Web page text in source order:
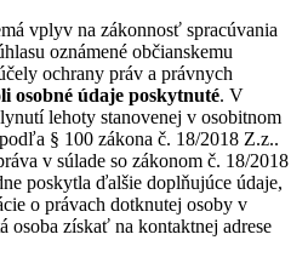
vplyv na zákonnosť spracúvania
oznámené občianskemu
ochrany práv a právnych
osobné údaje poskytnuté. V
lehoty stanovenej v osobitnom
§ 100 zákona č. 18/2018 Z.z..
v súlade so zákonom č. 18/2018
poskytla ďalšie doplňujúce údaje,
o právach dotknutej osoby v
osoba získať na kontaktnej adrese